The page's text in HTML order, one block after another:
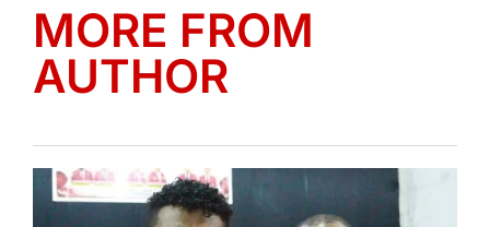
MORE FROM
AUTHOR